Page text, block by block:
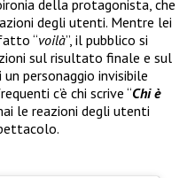
della protagonista, che
degli utenti. Mentre lei
“voilà”, il pubblico si
sul risultato finale e sul
personaggio invisibile
c’è chi scrive “Chi è
le reazioni degli utenti